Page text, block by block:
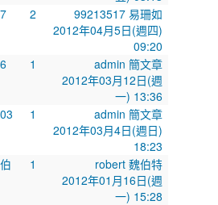
2
99213517 易珊如
2012年04月5日(週四)
09:20
1
admin 簡文章
2012年03月12日(週
一) 13:36
1
admin 簡文章
2012年03月4日(週日)
18:23
1
robert 魏伯特
2012年01月16日(週
一) 15:28